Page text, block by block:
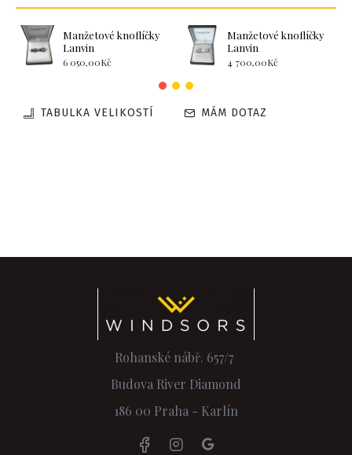
Manžetové knoflíčky
Lanvin
6 050,00Kč
Manžetové knoflíčky
Lanvin
4 700,00Kč
TABULKA VELIKOSTÍ MÁM DOTAZ
Rohanské nábř. 657/7
Budova River Diamond
186 00 Praha - Karlín